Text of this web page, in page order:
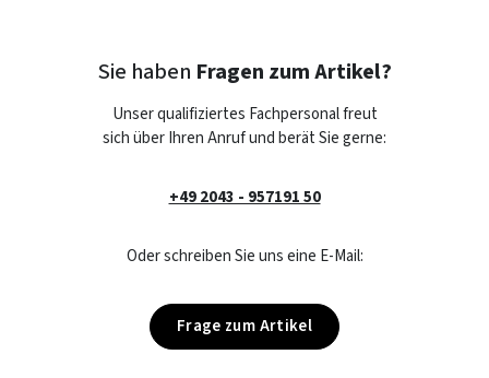
Sie haben Fragen zum Artikel?
Unser qualifiziertes Fachpersonal freut
sich über Ihren Anruf und berät Sie gerne:
+49 2043 - 957191 50
Oder schreiben Sie uns eine E-Mail:
Frage zum Artikel